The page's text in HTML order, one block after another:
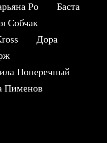
Ро
Баста
Собчак
Дора
Поперечный
Пименов